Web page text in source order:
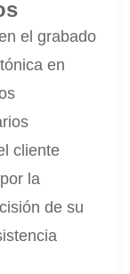
el grabado
en
cliente
la
de su